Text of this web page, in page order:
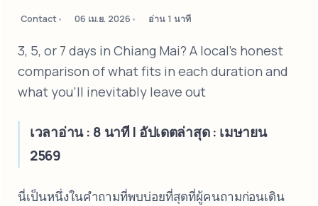
Contact 06 เม.ย. 2026 อ่าน 1 นาที
3, 5, or 7 days in Chiang Mai? A local's honest
comparison of what fits in each duration and
what you'll inevitably leave out
เวลาอ่าน : 8 นาที | อัปเดตล่าสุด : เมษายน
2569
นี่เป็นหนึ่งในคำถามที่พบบ่อยที่สุดที่ผู้คนถามก่อนเดิน